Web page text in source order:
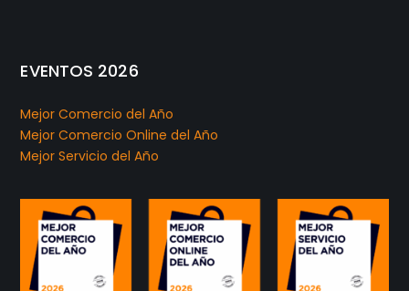
EVENTOS 2026
Mejor Comercio del Año
Mejor Comercio Online del Año
Mejor Servicio del Año